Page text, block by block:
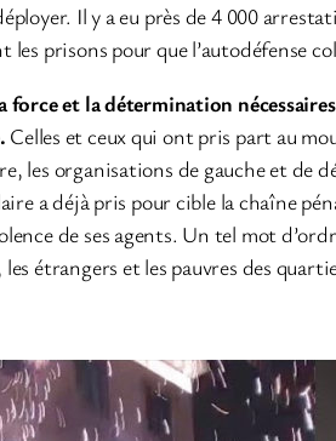
Il y a eu près de 4 000
les prisons pour que l’autodéfense
et la détermination
Celles et ceux qui ont pris part au
les organisations de gauche et de
a déjà pris pour cible la chaîne
de ses agents. Un tel mot
étrangers et les pauvres des